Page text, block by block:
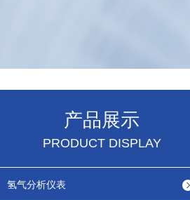
产品展示
PRODUCT DISPLAY
氢气分析仪表